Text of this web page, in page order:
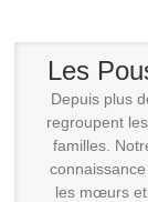
Les
Depuis plus
regroupent
familles.
les mœurs et